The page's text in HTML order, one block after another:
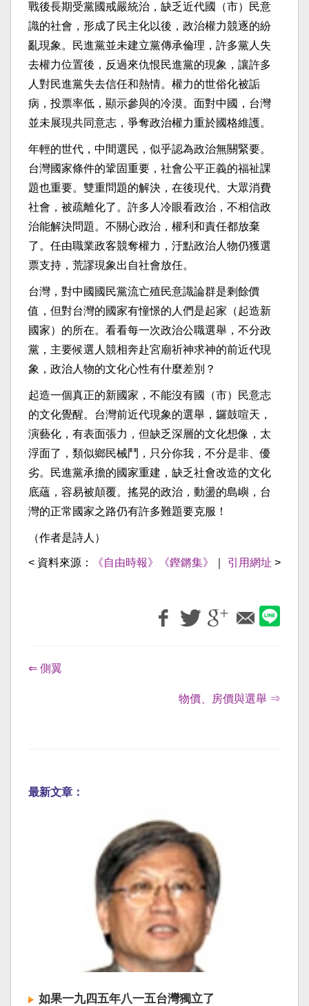
戰後長期受黨國戒嚴統治，缺乏近代國（市）民意
識的社會，形成了民主化以後，政治權力競逐的紛
亂現象。民進黨並未建立黨傳承倫理，許多黨人失
去權力位置後，反過來仇恨民進黨的現象，讓許多
人對民進黨失去信任和熱情。權力的世俗化被詬
病，投票率低，顯示參與的冷漠。面對中國，台灣
並未展現共同意志，爭奪政治權力重於國格維護。
年輕的世代，中間選民，似乎認為政治無關緊要。
台灣國家條件的鞏固重要，社會公平正義的福祉課
題也重要。雙重問題的解決，在後現代、大眾消費
社會，被疏離化了。許多人冷眼看政治，不相信政
治能解決問題。不關心政治，權利和責任都放棄
了。任由職業政客競奪權力，汙點政治人物仍獲選
票支持，荒謬現象出自社會放任。
台灣，對中國國民黨流亡殖民意識論群是剩餘價
值，但對台灣的國家有憧憬的人們是起家（起造新
國家）的所在。看看每一次政治公職選舉，不分政
黨，主要候選人競相奔赴宮廟祈神求神的前近代現
象，政治人物的文化心性有什麼差別？
起造一個真正的新國家，不能沒有國（市）民意志
的文化覺醒。台灣前近代現象的選舉，鑼鼓喧天，
演藝化，有表面張力，但缺乏深層的文化想像，太
浮面了，類似鄉民械鬥，只分你我，不分是非、優
劣。民進黨承擔的國家重建，缺乏社會改造的文化
底蘊，容易被顛覆。搖晃的政治，動盪的島嶼，台
灣的正常國家之路仍有許多難題要克服！
（作者是詩人）
< 資料來源： 《自由時報》《鏗鏘集》 引用網址 >
⇐ 側翼
物價、房價與選舉 ⇒
最新文章：
如果一九四五年八一五台灣獨立了